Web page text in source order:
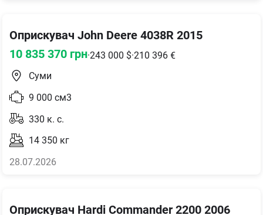
Оприскувач John Deere 4038R 2015
10 835 370 грн·243 000 $·210 396 €
Суми
9 000 см3
330 к. с.
14 350 кг
28.07.2026
Оприскувач Hardi Commander 2200 2006